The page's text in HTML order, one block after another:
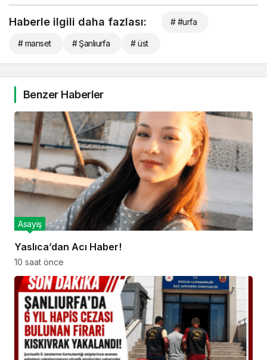
Haberle ilgili daha fazlası: # #urfa
# manset # Şanlıurfa # üst
Benzer Haberler
Yaslıca’dan Acı Haber!
Asayiş
10 saat önce